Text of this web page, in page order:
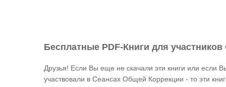
Бесплатные PDF-Книги для
Друзья! Если Вы еще не скачали эти книги или если
участвовали в Сеансах Общей Коррекции - то эти